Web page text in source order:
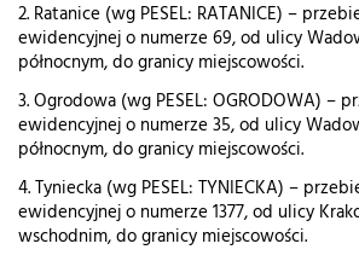
2. Ratanice (wg PESEL: RATANICE) –
ewidencyjnej o numerze 69, od ulicy
północnym, do granicy miejscowości.
3. Ogrodowa (wg PESEL: OGRODOWA) –
ewidencyjnej o numerze 35, od ulicy
północnym, do granicy miejscowości.
4. Tyniecka (wg PESEL: TYNIECKA) –
ewidencyjnej o numerze 1377, od ulicy
wschodnim, do granicy miejscowości.